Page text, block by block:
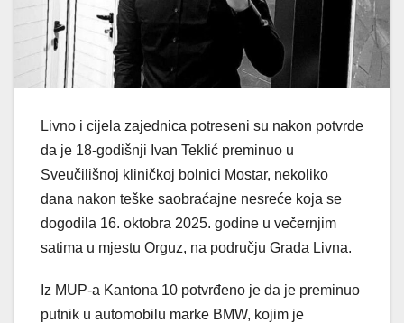
Livno i cijela zajednica potreseni su nakon potvrde
da je 18-godišnji Ivan Teklić preminuo u
Sveučilišnoj kliničkoj bolnici Mostar, nekoliko
dana nakon teške saobraćajne nesreće koja se
dogodila 16. oktobra 2025. godine u večernjim
satima u mjestu Orguz, na području Grada Livna.
Iz MUP-a Kantona 10 potvrđeno je da je preminuo
putnik u automobilu marke BMW, kojim je